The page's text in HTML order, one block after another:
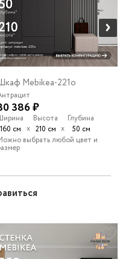
Mebikea-221o
386 ₽
160 см х
Высота
210 см х
Глубина
50 см
выбрать любой цвет и